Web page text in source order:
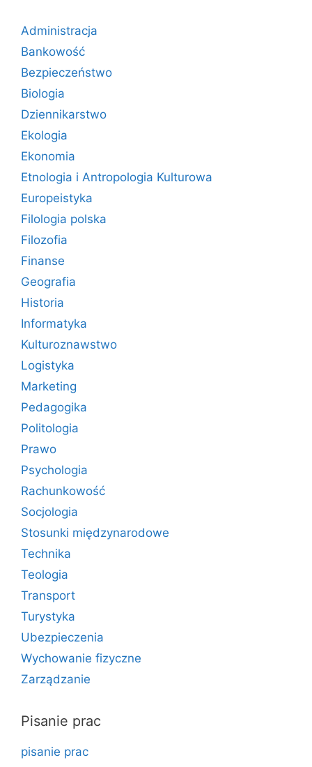
Administracja
Bankowość
Bezpieczeństwo
Biologia
Dziennikarstwo
Ekologia
Ekonomia
Etnologia i Antropologia Kulturowa
Europeistyka
Filologia polska
Filozofia
Finanse
Geografia
Historia
Informatyka
Kulturoznawstwo
Logistyka
Marketing
Pedagogika
Politologia
Prawo
Psychologia
Rachunkowość
Socjologia
Stosunki międzynarodowe
Technika
Teologia
Transport
Turystyka
Ubezpieczenia
Wychowanie fizyczne
Zarządzanie
Pisanie prac
pisanie prac